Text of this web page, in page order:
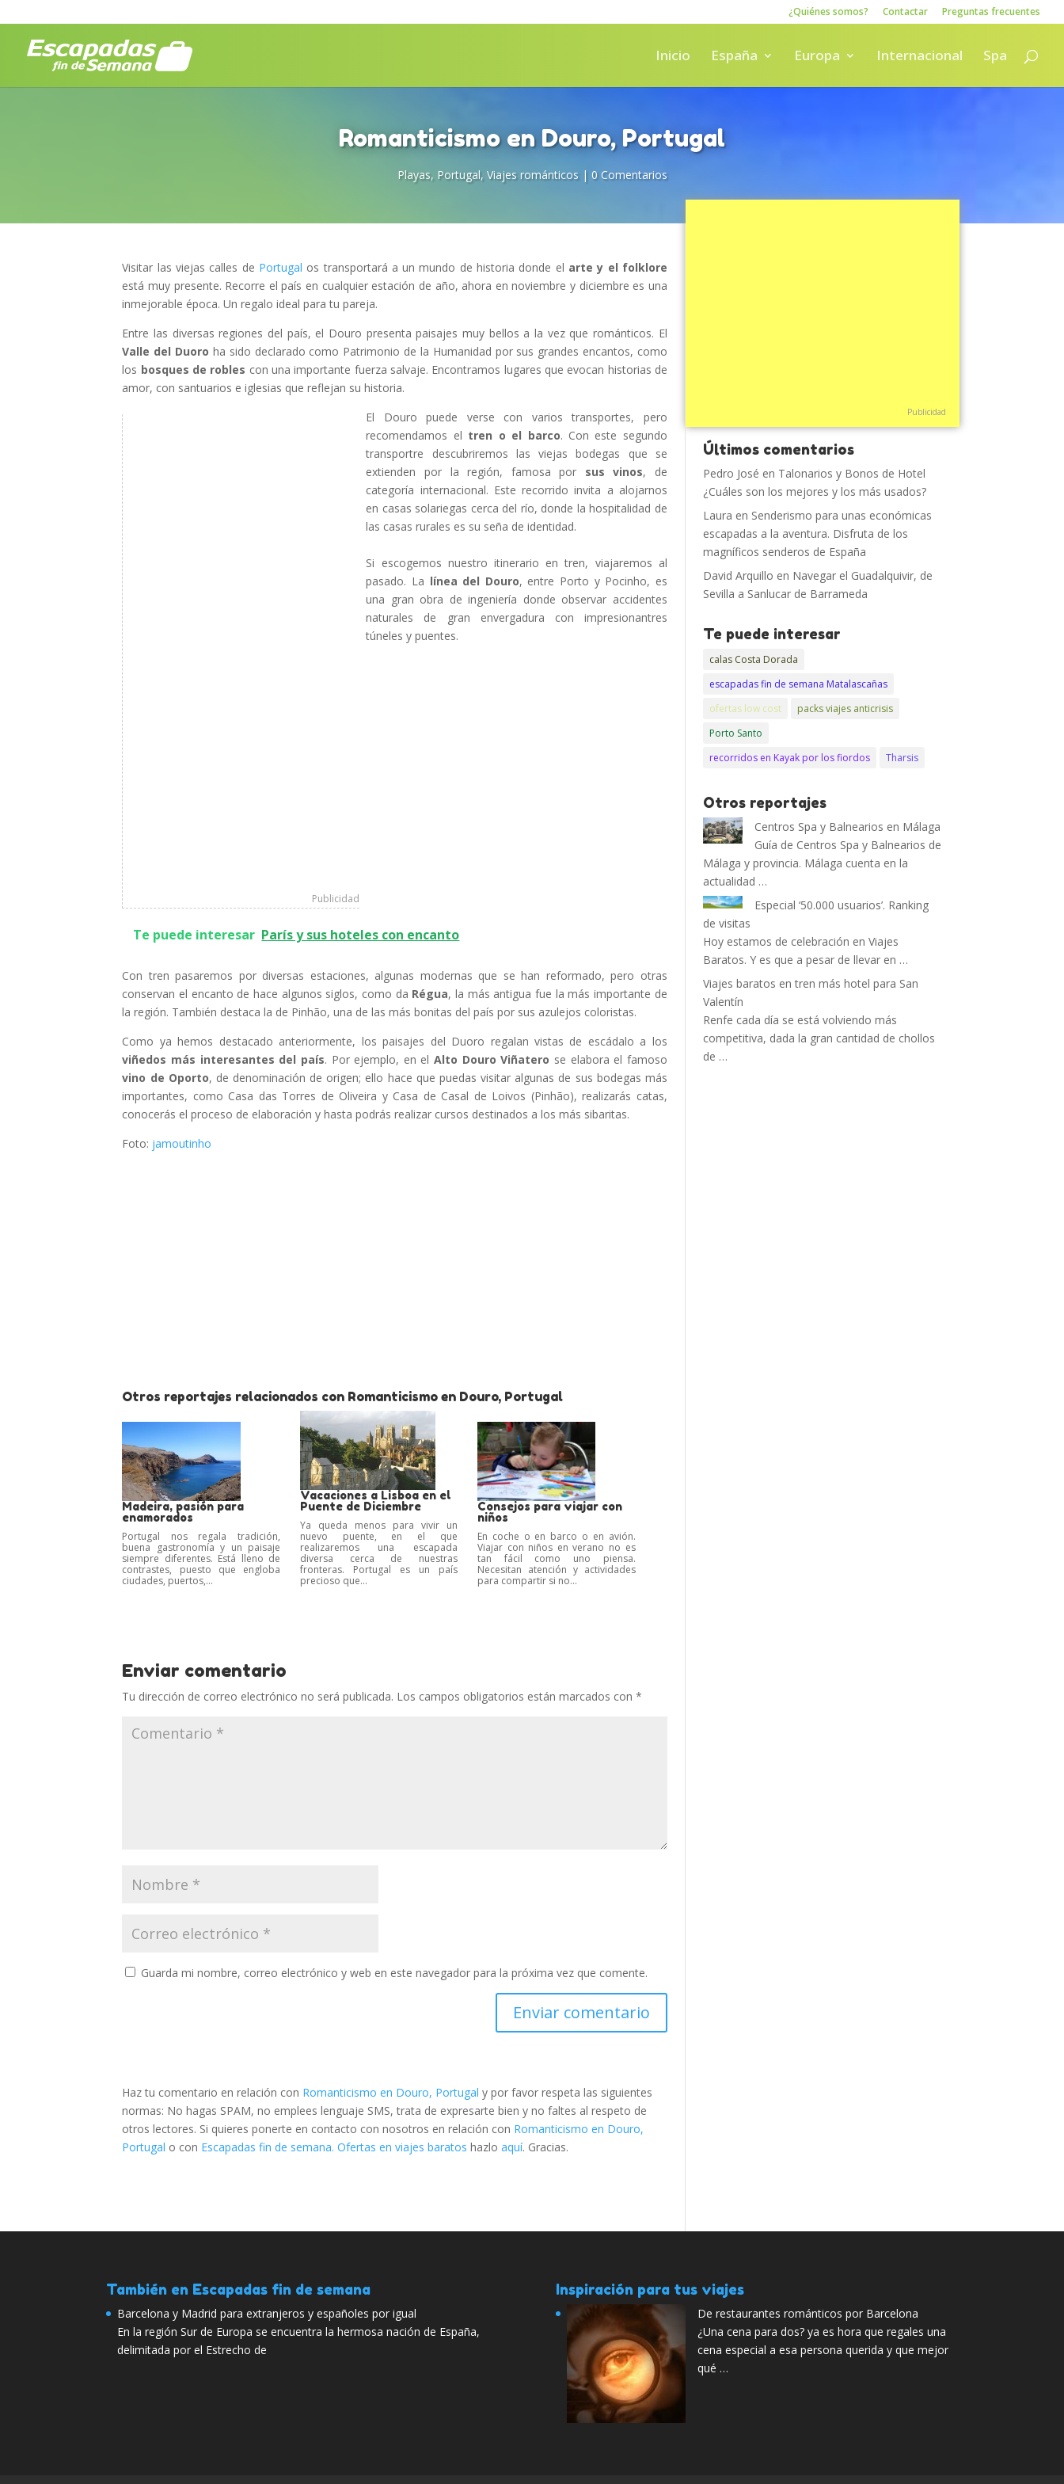
¿Quiénes somos? Contactar Preguntas frecuentes
Inicio España Europa Internacional Spa
Romanticismo en Douro, Portugal
Playas, Portugal, Viajes románticos| 0 Comentarios
Visitar las viejas calles de Portugal os transportará a un mundo de historia donde el arte y el folklore
está muy presente. Recorre el país en cualquier estación de año, ahora en noviembre y diciembre es una
inmejorable época. Un regalo ideal para tu pareja.
Entre las diversas regiones del país, el Douro presenta paisajes muy bellos a la vez que románticos. El
Valle del Duoro ha sido declarado como Patrimonio de la Humanidad por sus grandes encantos, como
los bosques de robles con una importante fuerza salvaje. Encontramos lugares que evocan historias de
amor, con santuarios e iglesias que reflejan su historia.
Publicidad
El Douro puede verse con varios transportes, pero
recomendamos el tren o el barco. Con este segundo
transportre descubriremos las viejas bodegas que se
extienden por la región, famosa por sus vinos, de
categoría internacional. Este recorrido invita a alojarnos
en casas solariegas cerca del río, donde la hospitalidad de
las casas rurales es su seña de identidad.
Si escogemos nuestro itinerario en tren, viajaremos al
pasado. La línea del Douro, entre Porto y Pocinho, es
una gran obra de ingeniería donde observar accidentes
naturales de gran envergadura con impresionantres
túneles y puentes.
Te puede interesar París y sus hoteles con encanto
Con tren pasaremos por diversas estaciones, algunas modernas que se han reformado, pero otras
conservan el encanto de hace algunos siglos, como da Régua, la más antigua fue la más importante de
la región. También destaca la de Pinhão, una de las más bonitas del país por sus azulejos coloristas.
Como ya hemos destacado anteriormente, los paisajes del Duoro regalan vistas de escádalo a los
viñedos más interesantes del país. Por ejemplo, en elAlto Douro Viñatero se elabora el famoso
vino de Oporto, de denominación de origen; ello hace que puedas visitar algunas de sus bodegas más
importantes, como Casa das Torres de Oliveira y Casa de Casal de Loivos (Pinhão), realizarás catas,
conocerás el proceso de elaboración y hasta podrás realizar cursos destinados a los más sibaritas.
Foto: jamoutinho
Otros reportajes relacionados con Romanticismo en Douro, Portugal
Madeira, pasión para
enamorados
Portugal nos regala tradición,
buena gastronomía y un paisaje
siempre diferentes. Está lleno de
contrastes, puesto que engloba
ciudades, puertos,...
Vacaciones a Lisboa en el
Puente de Diciembre
Ya queda menos para vivir un
nuevo puente, en el que
realizaremos una escapada
diversa cerca de nuestras
fronteras. Portugal es un país
precioso que...
Consejos para viajar con
niños
En coche o en barco o en avión.
Viajar con niños en verano no es
tan fácil como uno piensa.
Necesitan atención y actividades
para compartir si no...
Enviar comentario
Tu dirección de correo electrónico no será publicada. Los campos obligatorios están marcados con*
Guarda mi nombre, correo electrónico y web en este navegador para la próxima vez que comente.
Haz tu comentario en relación con Romanticismo en Douro, Portugal y por favor respeta las siguientes
normas: No hagas SPAM, no emplees lenguaje SMS, trata de expresarte bien y no faltes al respeto de
otros lectores. Si quieres ponerte en contacto con nosotros en relación con Romanticismo en Douro,
Portugal o con Escapadas fin de semana. Ofertas en viajes baratos hazloaquí. Gracias.
Publicidad
Últimos comentarios
Pedro José en Talonarios y Bonos de Hotel
¿Cuáles son los mejores y los más usados?
Laura en Senderismo para unas económicas
escapadas a la aventura. Disfruta de los
magníficos senderos de España
David Arquillo en Navegar el Guadalquivir, de
Sevilla a Sanlucar de Barrameda
Te puede interesar
calas Costa Dorada
escapadas fin de semana Matalascañas
ofertas low cost
packs viajes anticrisis
Porto Santo
recorridos en Kayak por los fiordos
Tharsis
Otros reportajes
Centros Spa y Balnearios en Málaga
Guía de Centros Spa y Balnearios de
Málaga y provincia. Málaga cuenta en la
actualidad …
Especial ‘50.000 usuarios’. Ranking
de visitas
Hoy estamos de celebración en Viajes
Baratos. Y es que a pesar de llevar en …
Viajes baratos en tren más hotel para San
Valentín
Renfe cada día se está volviendo más
competitiva, dada la gran cantidad de chollos
de …
También en Escapadas fin de semana
Barcelona y Madrid para extranjeros y españoles por igual
En la región Sur de Europa se encuentra la hermosa nación de España,
delimitada por el Estrecho de
Inspiración para tus viajes
De restaurantes románticos por Barcelona
¿Una cena para dos? ya es hora que regales una
cena especial a esa persona querida y que mejor
qué …